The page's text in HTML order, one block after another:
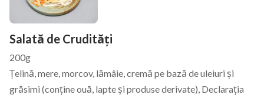
Salată de Crudități
200g
Țelină, mere, morcov, lămâie, cremă pe bază de uleiuri și
grăsimi (conține ouă, lapte și produse derivate), Declarația